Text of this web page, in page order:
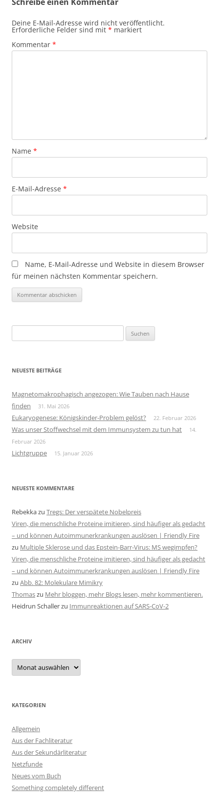
Deine E-Mail-Adresse wird nicht veröffentlicht.
Erforderliche Felder sind mit * markiert
Kommentar *
Name *
E-Mail-Adresse *
Website
Name, E-Mail-Adresse und Website in diesem Browser
für meinen nächsten Kommentar speichern.
nach:
NEUESTE BEITRÄGE
Magnetomakrophagisch angezogen: Wie Tauben nach Hause
finden
31. Mai 2026
Eukaryogenese: Königskinder-Problem gelöst? 22. Februar 2026
Was unser Stoffwechsel mit dem Immunsystem zu tun hat
14.
Februar 2026
Lichtgruppe 15. Januar 2026
NEUESTE KOMMENTARE
Rebekkazu Tregs: Der verspätete Nobelpreis
Viren, die menschliche Proteine imitieren, sind häufiger als gedacht
– und können Autoimmunerkrankungen auslösen | Friendly Fire
zu Multiple Sklerose und das Epstein-Barr-Virus: MS wegimpfen?
Viren, die menschliche Proteine imitieren, sind häufiger als gedacht
– und können Autoimmunerkrankungen auslösen | Friendly Fire
zu Abb. 82: Molekulare Mimikry
Thomaszu Mehr bloggen, mehr Blogs lesen, mehr kommentieren.
Heidrun Schallerzu Immunreaktionen auf SARS-CoV-2
ARCHIV
Archiv
KATEGORIEN
Allgemein
Aus der Fachliteratur
Aus der Sekundärliteratur
Netzfunde
Neues vom Buch
Something completely different